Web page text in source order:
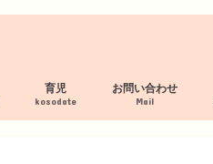
育児
kosodate
お問い合わせ
Mail